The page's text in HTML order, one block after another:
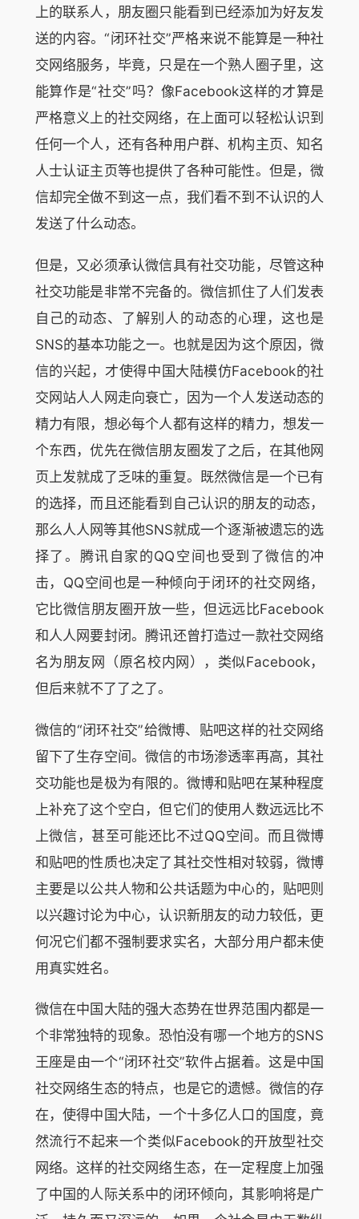
上的联系人，朋友圈只能看到已经添加为好友发
送的内容。“闭环社交”严格来说不能算是一种社
交网络服务，毕竟，只是在一个熟人圈子里，这
能算作是“社交”吗？像Facebook这样的才算是
严格意义上的社交网络，在上面可以轻松认识到
任何一个人，还有各种用户群、机构主页、知名
人士认证主页等也提供了各种可能性。但是，微
信却完全做不到这一点，我们看不到不认识的人
发送了什么动态。
但是，又必须承认微信具有社交功能，尽管这种
社交功能是非常不完备的。微信抓住了人们发表
自己的动态、了解别人的动态的心理，这也是
SNS的基本功能之一。也就是因为这个原因，微
信的兴起，才使得中国大陆模仿Facebook的社
交网站人人网走向衰亡，因为一个人发送动态的
精力有限，想必每个人都有这样的精力，想发一
个东西，优先在微信朋友圈发了之后，在其他网
页上发就成了乏味的重复。既然微信是一个已有
的选择，而且还能看到自己认识的朋友的动态，
那么人人网等其他SNS就成一个逐渐被遗忘的选
择了。腾讯自家的QQ空间也受到了微信的冲
击，QQ空间也是一种倾向于闭环的社交网络，
它比微信朋友圈开放一些，但远远比Facebook
和人人网要封闭。腾讯还曾打造过一款社交网络
名为朋友网（原名校内网），类似Facebook，
但后来就不了了之了。
微信的“闭环社交”给微博、贴吧这样的社交网络
留下了生存空间。微信的市场渗透率再高，其社
交功能也是极为有限的。微博和贴吧在某种程度
上补充了这个空白，但它们的使用人数远远比不
上微信，甚至可能还比不过QQ空间。而且微博
和贴吧的性质也决定了其社交性相对较弱，微博
主要是以公共人物和公共话题为中心的，贴吧则
以兴趣讨论为中心，认识新朋友的动力较低，更
何况它们都不强制要求实名，大部分用户都未使
用真实姓名。
微信在中国大陆的强大态势在世界范围内都是一
个非常独特的现象。恐怕没有哪一个地方的SNS
王座是由一个“闭环社交”软件占据着。这是中国
社交网络生态的特点，也是它的遗憾。微信的存
在，使得中国大陆，一个十多亿人口的国度，竟
然流行不起来一个类似Facebook的开放型社交
网络。这样的社交网络生态，在一定程度上加强
了中国的人际关系中的闭环倾向，其影响将是广